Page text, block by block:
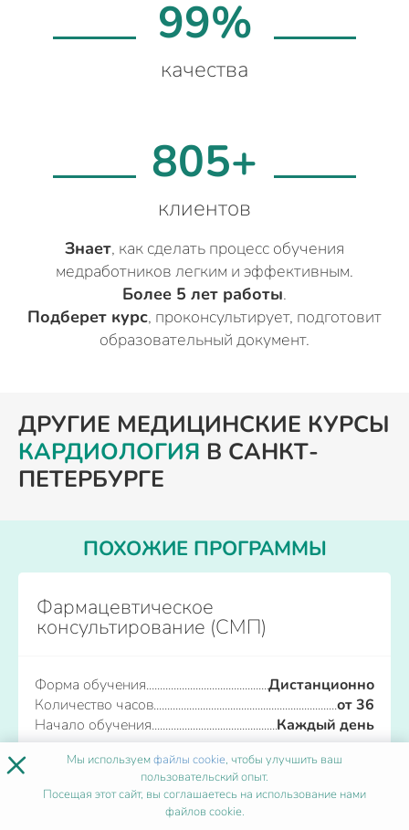
99%
качества
805+
клиентов
Знает, как сделать процесс обучения
медработников легким и эффективным.
Более 5 лет работы.
Подберет курс, проконсультирует, подготовит
образовательный документ.
ДРУГИЕ МЕДИЦИНСКИЕ КУРСЫ
КАРДИОЛОГИЯ В САНКТ-
ПЕТЕРБУРГЕ
ПОХОЖИЕ ПРОГРАММЫ
Фармацевтическое
консультирование (СМП)
Форма обучения
Дистанционно
Количество часов
от 36
Начало обучения
Каждый день
Записаться
× Мы используемфайлы cookie, чтобы улучшить ваш
пользовательский опыт.
Посещая этот сайт, вы соглашаетесь на использование нами
файлов cookie.